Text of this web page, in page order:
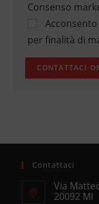
Consenso
per finalità di
Contattaci
Via
20092 MI